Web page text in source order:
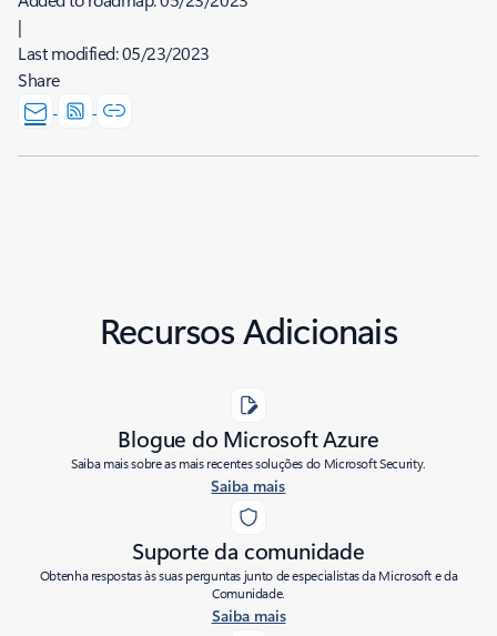
|
Last modified:05/23/2023
Share
Recursos Adicionais
Blogue do Microsoft Azure
Saiba mais sobre as mais recentes soluções do Microsoft Security.
Saiba mais
Suporte da comunidade
Obtenha respostas às suas perguntas junto de especialistas da Microsoft e da
Comunidade.
Saiba mais